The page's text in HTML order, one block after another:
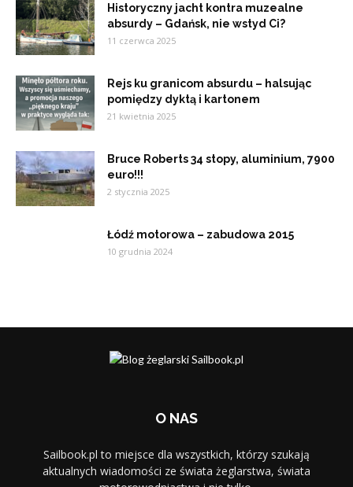
Historyczny jacht kontra muzealne
absurdy – Gdańsk, nie wstyd Ci?
11 czerwca 2025
Rejs ku granicom absurdu – halsując
pomiędzy dyktą i kartonem
21 kwietnia 2025
Bruce Roberts 34 stopy, aluminium, 7900
euro!!!
2 stycznia 2025
Łódź motorowa – zabudowa 2015
10 grudnia 2024
O NAS
Sailbook.pl to miejsce dla wszystkich, którzy szukają
aktualnych wiadomości ze świata żeglarstwa, świata